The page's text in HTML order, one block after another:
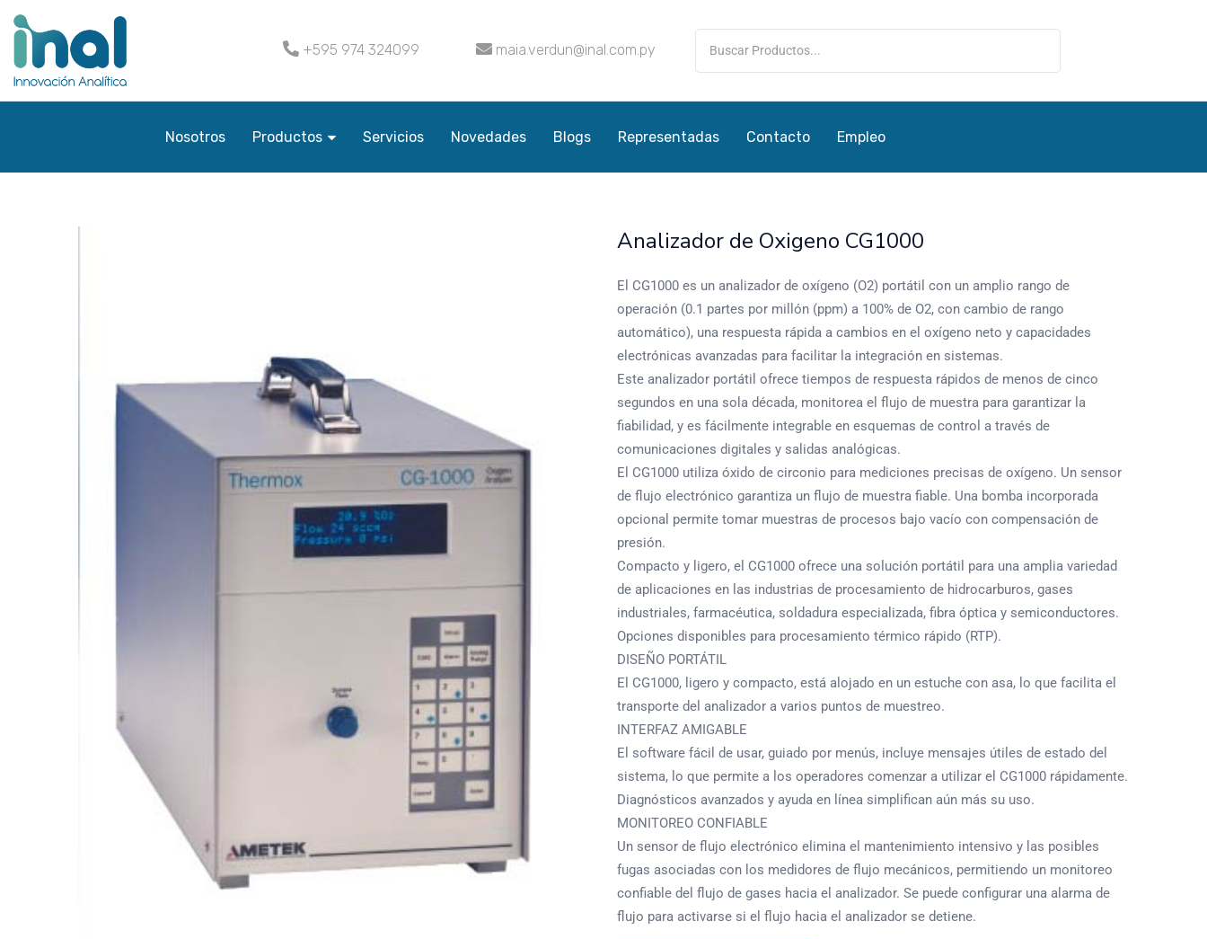
+595 974 324099 maia.verdun@inal.com.py
Nosotros Productos Servicios Novedades Blogs Representadas Contacto Empleo
Analizador de Oxigeno CG1000
El CG1000 es un analizador de oxígeno (O2) portátil con un amplio rango de
operación (0.1 partes por millón (ppm) a 100% de O2, con cambio de rango
automático), una respuesta rápida a cambios en el oxígeno neto y capacidades
electrónicas avanzadas para facilitar la integración en sistemas.
Este analizador portátil ofrece tiempos de respuesta rápidos de menos de cinco
segundos en una sola década, monitorea el flujo de muestra para garantizar la
fiabilidad, y es fácilmente integrable en esquemas de control a través de
comunicaciones digitales y salidas analógicas.
El CG1000 utiliza óxido de circonio para mediciones precisas de oxígeno. Un sensor
de flujo electrónico garantiza un flujo de muestra fiable. Una bomba incorporada
opcional permite tomar muestras de procesos bajo vacío con compensación de
presión.
Compacto y ligero, el CG1000 ofrece una solución portátil para una amplia variedad
de aplicaciones en las industrias de procesamiento de hidrocarburos, gases
industriales, farmacéutica, soldadura especializada, fibra óptica y semiconductores.
Opciones disponibles para procesamiento térmico rápido (RTP).
DISEÑO PORTÁTIL
El CG1000, ligero y compacto, está alojado en un estuche con asa, lo que facilita el
transporte del analizador a varios puntos de muestreo.
INTERFAZ AMIGABLE
El software fácil de usar, guiado por menús, incluye mensajes útiles de estado del
sistema, lo que permite a los operadores comenzar a utilizar el CG1000 rápidamente.
Diagnósticos avanzados y ayuda en línea simplifican aún más su uso.
MONITOREO CONFIABLE
Un sensor de flujo electrónico elimina el mantenimiento intensivo y las posibles
fugas asociadas con los medidores de flujo mecánicos, permitiendo un monitoreo
confiable del flujo de gases hacia el analizador. Se puede configurar una alarma de
flujo para activarse si el flujo hacia el analizador se detiene.